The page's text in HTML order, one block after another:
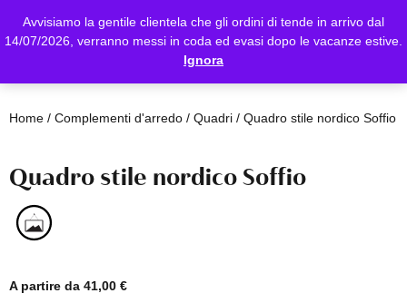
Avvisiamo la gentile clientela che gli ordini di tende in arrivo dal
14/07/2026, verranno messi in coda ed evasi dopo le vacanze estive.
Ignora
Home/ Complementi d'arredo/ Quadri/ Quadro stile nordico Soffio
Quadro stile nordico Soffio
A partire da 41,00 €